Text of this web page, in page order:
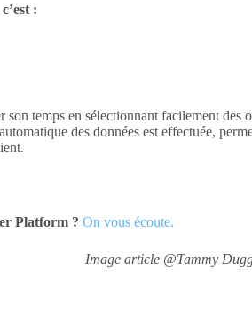
:
temps en sélectionnant facilement des
des données est effectuée,
Platform ? On vous écoute.
Image article @Tammy